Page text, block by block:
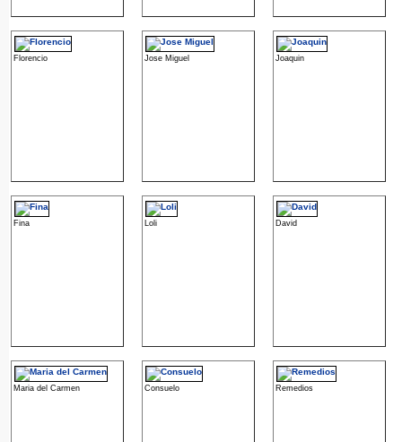
Florencio Jose Miguel Joaquin
Fina Loli David
Maria del Carmen Consuelo Remedios